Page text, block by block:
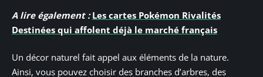
A lire également : Les cartes Pokémon Rivalités
Destinées qui affolent déjà le marché français
Un décor naturel fait appel aux éléments de la nature.
Ainsi, vous pouvez choisir des branches d’arbres, des